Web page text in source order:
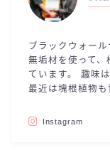
ブラックウォー
無垢材を使って、
ています。 趣味
最近は塊根植物も
Instagram